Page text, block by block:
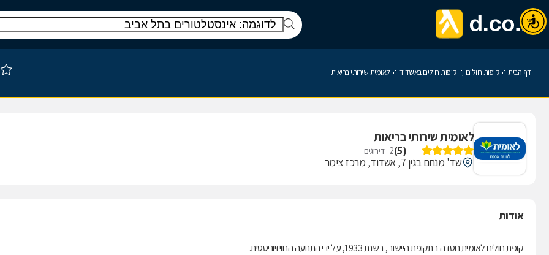
דף הבית קופות חולים קופות חולים באשדוד לאומית שירותי בריאות
לאומית שירותי בריאות
(
5
)
2 דירוגים
שד' מנחם בגין 7, אשדוד, מרכז צימר
אודות
קופת חולים לאומית נוסדה בתקופת היישוב, בשנת 1933, על ידי התנועה הרוויזיוניסטית.